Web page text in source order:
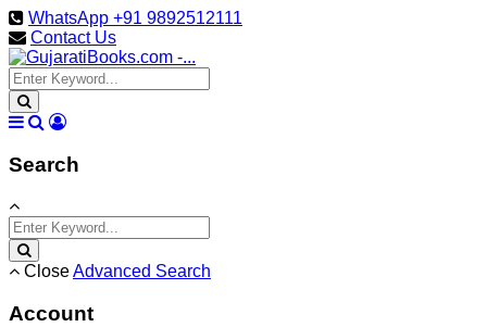
WhatsApp +91 9892512111
Contact Us
Search
CloseAdvanced Search
Account